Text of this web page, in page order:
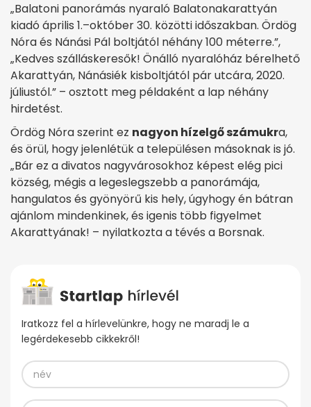
„Balatoni panorámás nyaraló Balatonakarattyán
kiadó április 1.–október 30. közötti időszakban. Ördög
Nóra és Nánási Pál boltjától néhány 100 méterre.”,
„Kedves szálláskeresők! Önálló nyaralóház bérelhető
Akarattyán, Nánásiék kisboltjától pár utcára, 2020.
júliustól.” – osztott meg példaként a lap néhány
hirdetést.
Ördög Nóra szerint ez nagyon hízelgő számukra,
és örül, hogy jelenlétük a településen másoknak is jó.
„Bár ez a divatos nagyvárosokhoz képest elég pici
község, mégis a legeslegszebb a panorámája,
hangulatos és gyönyörű kis hely, úgyhogy én bátran
ajánlom mindenkinek, és igenis több figyelmet
Akarattyának! – nyilatkozta a tévés a Borsnak.
Iratkozz fel a hírlevelünkre, hogy ne maradj le a
legérdekesebb cikkekről!